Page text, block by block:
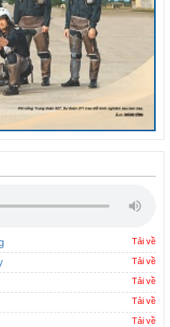
Tải về
Tải về
Tải về
Tải về
Tải về